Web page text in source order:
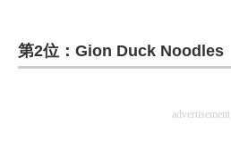
製造業のIT導入・活用を支援
第2位：Gion Duck Noodles
advertisement